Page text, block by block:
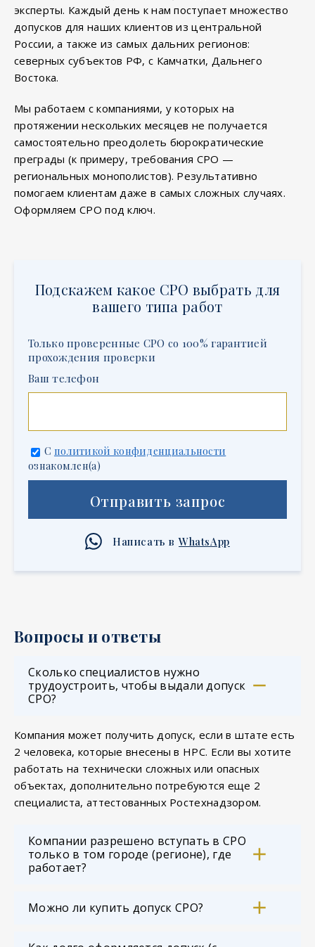
эксперты. Каждый день к нам поступает множество
допусков для наших клиентов из центральной
России, а также из самых дальних регионов:
северных субъектов РФ, с Камчатки, Дальнего
Востока.
Мы работаем с компаниями, у которых на
протяжении нескольких месяцев не получается
самостоятельно преодолеть бюрократические
преграды (к примеру, требования СРО —
региональных монополистов). Результативно
помогаем клиентам даже в самых сложных случаях.
Оформляем СРО под ключ.
Подскажем какое СРО выбрать для
вашего типа работ
Только проверенные СРО со 100% гарантией
прохождения проверки
Ваш телефон
С политикой конфиденциальности
ознакомлен(а)
Отправить запрос
Написать в WhatsApp
Вопросы и ответы
Сколько специалистов нужно
трудоустроить, чтобы выдали допуск
СРО?
Компания может получить допуск, если в штате есть
2 человека, которые внесены в НРС. Если вы хотите
работать на технически сложных или опасных
объектах, дополнительно потребуются еще 2
специалиста, аттестованных Ростехнадзором.
Компании разрешено вступать в СРО
только в том городе (регионе), где
работает?
Можно ли купить допуск СРО?